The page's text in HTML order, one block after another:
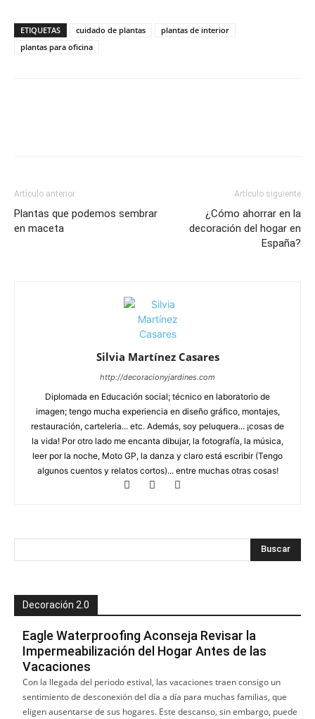
ETIQUETAS cuidado de plantas
plantas de interior
plantas para oficina
Artículo anterior
Plantas que podemos sembrar
en maceta
Artículo siguiente
¿Cómo ahorrar en la
decoración del hogar en
España?
Silvia Martínez Casares
http://decoracionyjardines.com
Diplomada en Educación social; técnico en laboratorio de
imagen; tengo mucha experiencia en diseño gráfico, montajes,
restauración, carteleria... etc. Además, soy peluquera... ¡cosas de
la vida! Por otro lado me encanta dibujar, la fotografía, la música,
leer por la noche, Moto GP, la danza y claro está escribir (Tengo
algunos cuentos y relatos cortos)... entre muchas otras cosas!
Decoración 2.0
Eagle Waterproofing Aconseja Revisar la
Impermeabilización del Hogar Antes de las
Vacaciones
Con la llegada del periodo estival, las vacaciones traen consigo un
sentimiento de desconexión del día a día para muchas familias, que
eligen ausentarse de sus hogares. Este descanso, sin embargo, puede